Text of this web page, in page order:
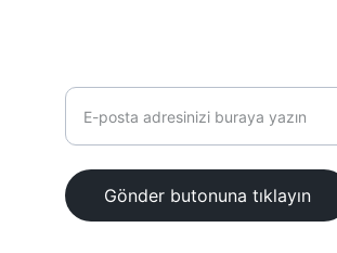
Gönder butonuna tıklayın